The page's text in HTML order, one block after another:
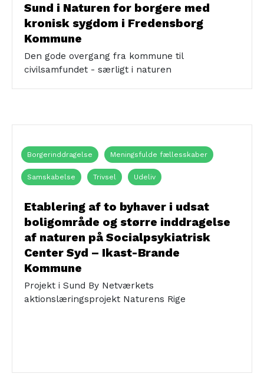
Sund i Naturen for borgere med
kronisk sygdom i Fredensborg
Kommune
Den gode overgang fra kommune til
civilsamfundet - særligt i naturen
Borgerinddragelse Meningsfulde fællesskaber
Samskabelse Trivsel Udeliv
Udsatte borgere Boligområder Naturen
Etablering af to byhaver i udsat
boligområde og større inddragelse
af naturen på Socialpsykiatrisk
Center Syd – Ikast-Brande
Kommune
Projekt i Sund By Netværkets
aktionslæringsprojekt Naturens Rige